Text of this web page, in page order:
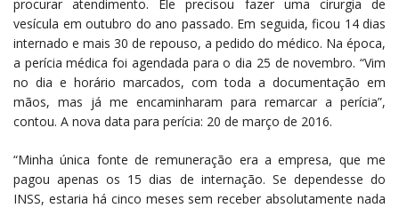
procurar atendimento. Ele precisou fazer uma cirurgia de
vesícula em outubro do ano passado. Em seguida, ficou 14 dias
internado e mais 30 de repouso, a pedido do médico. Na época,
a perícia médica foi agendada para o dia 25 de novembro. “Vim
no dia e horário marcados, com toda a documentação em
mãos, mas já me encaminharam para remarcar a perícia”,
contou. A nova data para perícia: 20 de março de 2016.
“Minha única fonte de remuneração era a empresa, que me
pagou apenas os 15 dias de internação. Se dependesse do
INSS, estaria há cinco meses sem receber absolutamente nada